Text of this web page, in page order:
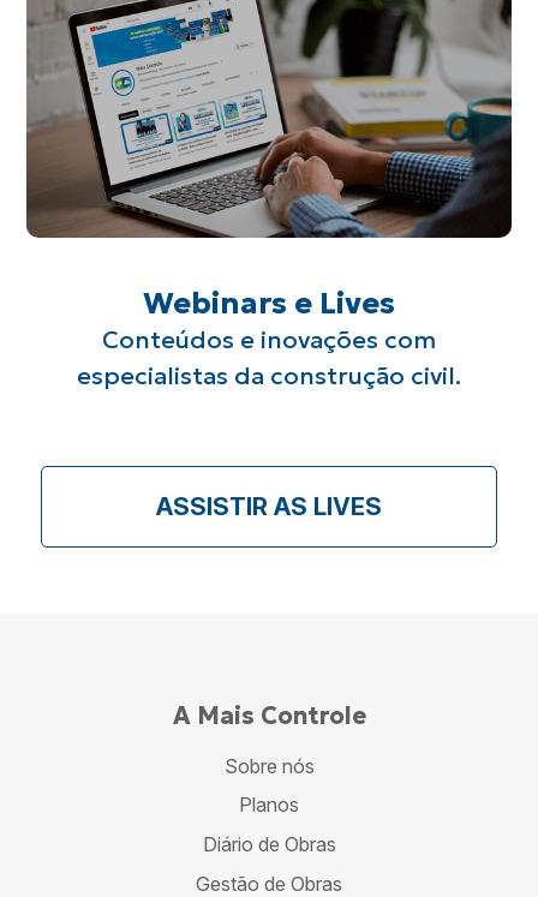
Webinars e Lives
Conteúdos e inovações com
especialistas da construção civil.
ASSISTIR AS LIVES
A Mais Controle
Sobre nós
Planos
Diário de Obras
Gestão de Obras